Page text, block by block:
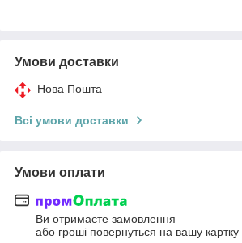
Умови доставки
Нова Пошта
Всі умови доставки
Умови оплати
Ви отримаєте замовлення
або гроші повернуться на вашу картку